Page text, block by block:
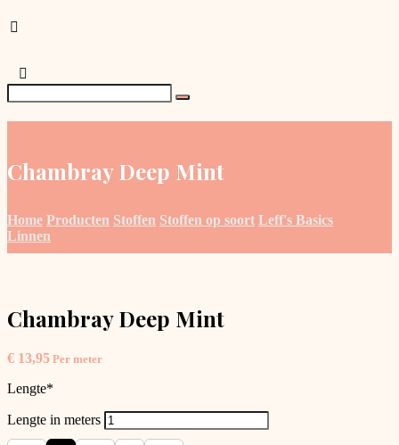
Chambray Deep Mint
Home Producten Stoffen Stoffen op soort Leff's Basics
Linnen
Chambray Deep Mint
€ 13,95 Per meter
Lengte*
Lengte in meters